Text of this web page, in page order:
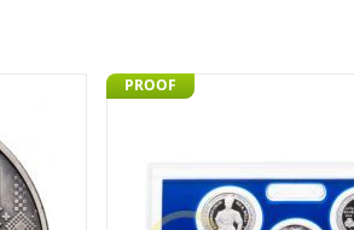
PROOF